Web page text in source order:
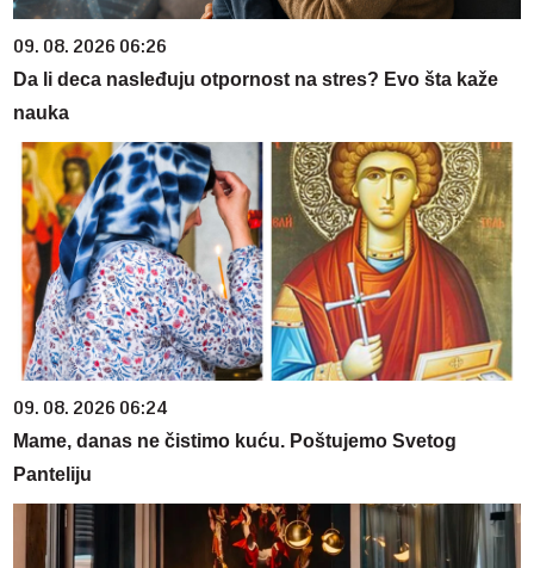
09. 08. 2026 06:26
Da li deca nasleđuju otpornost na stres? Evo šta kaže
nauka
09. 08. 2026 06:24
Mame, danas ne čistimo kuću. Poštujemo Svetog
Panteliju